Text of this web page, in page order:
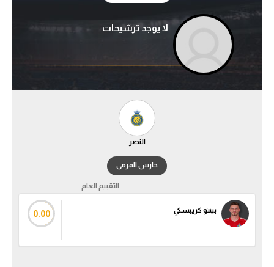
آراء حرة
ركن الألعاب
الدوري الإنجليزي الممتاز
الدوري الإيطالي
لا يوجد ترشيحات
النصر
حارس المرمى
التقييم العام
بينتو كريبسكي 0.00